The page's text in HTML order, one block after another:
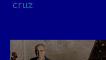
cruz